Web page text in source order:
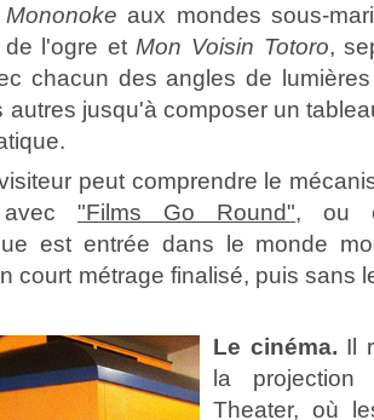
aux mondes sous-
de l'ogre etMon Voisin Totoro,
chacun des angles de
autres jusqu'à composer un
peut comprendre le
"Films Go Round", ou
est entrée dans le monde
court métrage finalisé, puis sans
Le cinéma. Il
la
Theater, où